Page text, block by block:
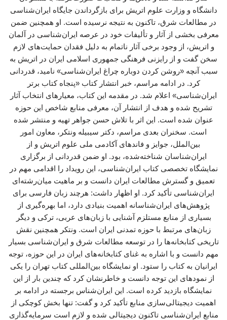
دانشگاه و وزارت علوم اتریش برای بازگرداندن جایگاه ایران‌شناسی
در مطالعات شرق، تاکنون به نتیجه نرسیده است. او همچنین ضمن
معرفی بخشی از آثار و تألیفات خود در عرصه ایران‌شناسی در آلمان
و اتریش، از وجود برخی آثار ناتمام به دلیل فقدان حمایت‌های لازم
سخن گفت و از رایزنی فرهنگی جمهوری اسلامی ایران در اتریش به
سبب آنچه «روشن کردن دوباره چراغ ایران‌شناسی» نامید، قدردانی
کرد. در ادامه مراسم، خبر انتشار کتاب «پنجاه کتاب برتر
ایران‌شناسی» اعلام شد. در مقدمه این کتاب، معیارهای انتخاب آثار
تشریح شده و هدف از انتشار آن، معرفی منابع شاخص این حوزه
عنوان شده است. این اثر با تلاش حسن جواهر تهیه و منتشر شده
است. سخنران بعدی مراسم، دکتر سیبیله ونتکر، معاون امور
بین‌الملل، جوایز و فاندهای آکادمی ملی علوم اتریش و از
ایران‌شناسان شناخته‌شده، بود. او ضمن قدردانی از برگزاری
نمایشگاه تخصصی کتاب ایران‌شناسی، این رویداد را اقدامی مهم در
تعمیق و گسترش مطالعات ایران دانست و بر ماهیت میان‌رشته‌ای
ایران‌شناسی تأکید کرد. او اظهار داشت: هرچند زبان فارسی برای
پژوهش‌های ایران‌شناسانه اهمیت بنیادی دارد، اما بهره‌گیری از
بسیاری از منابع مستلزم آشنایی با زبان‌های عربی، ترکی و دیگر
زبان‌های مرتبط با حوزه تمدنی ایران است. ونتکر همچنین نقش
تاریخی کتابخانه‌ها را در توسعه مطالعات شرق و ایران‌شناسی بسیار
مهم دانست و با اشاره به غنای کتابخانه‌های ایران در این حوزه، توجه
ایرانیان به کتاب را ستود. او نمایشگاه بین‌المللی کتاب تهران را یکی
از نمودهای این توجه دانست و خاطرنشان کرد که چندین بار از این
نمایشگاه بازدید کرده است. این ایران‌شناس برجسته در ادامه بر
اهمیت دیجیتالی‌سازی منابع تأکید کرد و گفت: تنها بخش کوچکی از
منابع ایران‌شناسی تاکنون دیجیتالی شده و لازم است سرمایه‌گذاری